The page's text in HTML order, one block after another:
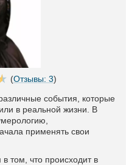
(Отзывы: 3)
события, которые
в реальной жизни. В
применять свои
том, что происходит в